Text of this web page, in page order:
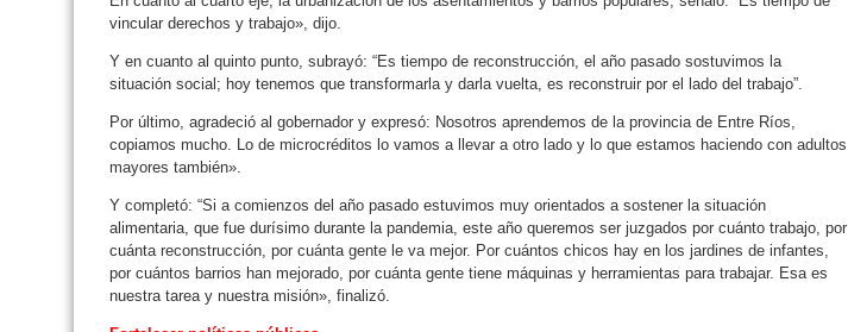
vincular derechos y trabajo», dijo.
Y en cuanto al quinto punto, subrayó: “Es tiempo de reconstrucción, el año pasado sostuvimos la
situación social; hoy tenemos que transformarla y darla vuelta, es reconstruir por el lado del trabajo”.
Por último, agradeció al gobernador y expresó: Nosotros aprendemos de la provincia de Entre Ríos,
copiamos mucho. Lo de microcréditos lo vamos a llevar a otro lado y lo que estamos haciendo con adultos
mayores también».
Y completó: “Si a comienzos del año pasado estuvimos muy orientados a sostener la situación
alimentaria, que fue durísimo durante la pandemia, este año queremos ser juzgados por cuánto trabajo, por
cuánta reconstrucción, por cuánta gente le va mejor. Por cuántos chicos hay en los jardines de infantes,
por cuántos barrios han mejorado, por cuánta gente tiene máquinas y herramientas para trabajar. Esa es
nuestra tarea y nuestra misión», finalizó.